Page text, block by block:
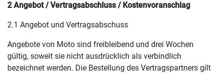
2 Angebot / Vertragsabschluss / Kostenvoranschlag
2.1 Angebot und Vertragsabschuss
Angebote von Moto sind freibleibend und drei Wochen
gültig, soweit sie nicht ausdrücklich als verbindlich
bezeichnet werden. Die Bestellung des Vertragspartners gilt